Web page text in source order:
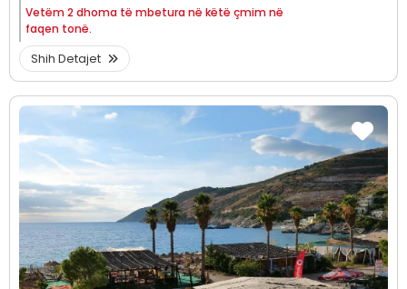
Vetëm 2 dhoma të mbetura në këtë çmim në
faqen tonë.
Shih Detajet